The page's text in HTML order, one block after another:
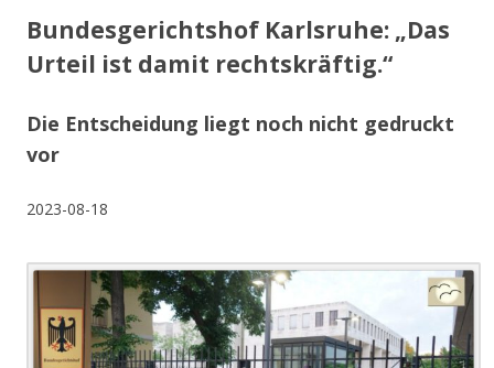
Bundesgerichtshof Karlsruhe: „Das
Urteil ist damit rechtskräftig.“
Die Entscheidung liegt noch nicht gedruckt
vor
2023-08-18